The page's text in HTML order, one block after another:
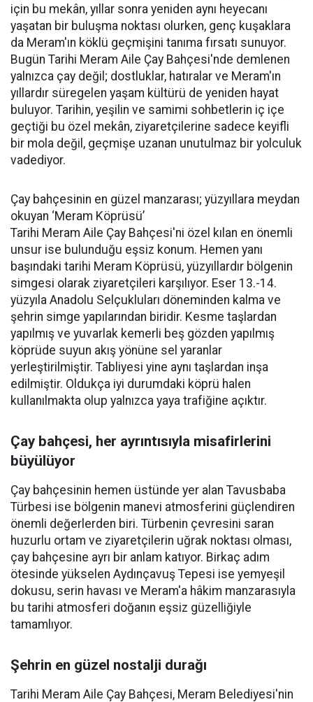
için bu mekân, yıllar sonra yeniden aynı heyecanı
yaşatan bir buluşma noktası olurken, genç kuşaklara
da Meram'ın köklü geçmişini tanıma fırsatı sunuyor.
Bugün Tarihi Meram Aile Çay Bahçesi'nde demlenen
yalnızca çay değil; dostluklar, hatıralar ve Meram'ın
yıllardır süregelen yaşam kültürü de yeniden hayat
buluyor. Tarihin, yeşilin ve samimi sohbetlerin iç içe
geçtiği bu özel mekân, ziyaretçilerine sadece keyifli
bir mola değil, geçmişe uzanan unutulmaz bir yolculuk
vadediyor.
Çay bahçesinin en güzel manzarası; yüzyıllara meydan
okuyan ‘Meram Köprüsü’
Tarihi Meram Aile Çay Bahçesi'ni özel kılan en önemli
unsur ise bulunduğu eşsiz konum. Hemen yanı
başındaki tarihi Meram Köprüsü, yüzyıllardır bölgenin
simgesi olarak ziyaretçileri karşılıyor. Eser 13.-14.
yüzyıla Anadolu Selçukluları döneminden kalma ve
şehrin simge yapılarından biridir. Kesme taşlardan
yapılmış ve yuvarlak kemerli beş gözden yapılmış
köprüde suyun akış yönüne sel yaranlar
yerleştirilmiştir. Tabliyesi yine aynı taşlardan inşa
edilmiştir. Oldukça iyi durumdaki köprü halen
kullanılmakta olup yalnızca yaya trafiğine açıktır.
Çay bahçesi, her ayrıntısıyla misafirlerini
büyülüyor
Çay bahçesinin hemen üstünde yer alan Tavusbaba
Türbesi ise bölgenin manevi atmosferini güçlendiren
önemli değerlerden biri. Türbenin çevresini saran
huzurlu ortam ve ziyaretçilerin uğrak noktası olması,
çay bahçesine ayrı bir anlam katıyor. Birkaç adım
ötesinde yükselen Aydınçavuş Tepesi ise yemyeşil
dokusu, serin havası ve Meram'a hâkim manzarasıyla
bu tarihi atmosferi doğanın eşsiz güzelliğiyle
tamamlıyor.
Şehrin en güzel nostalji durağı
Tarihi Meram Aile Çay Bahçesi, Meram Belediyesi'nin